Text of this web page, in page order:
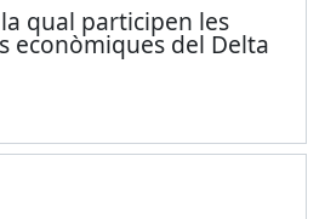
qual participen les
econòmiques del Delta